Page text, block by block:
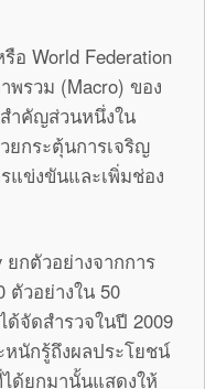
อ World Federation
พรวม (Macro) ของ
ำคัญส่วนหนึ่งใน
ยกระตุ้นการเจริญ
แข่งขันและเพิ่มช่อง
กตัวอย่างจากการ
ตัวอย่างใน 50
ด้จัดสำรวจในปี 2009
นักรู้ถึงผลประโยชน์
ด้ยกมานั้นแสดงให้